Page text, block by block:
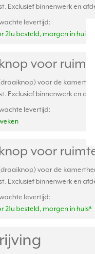
Exclusief binnenwerk en
levertijd:
21u besteld, morgen in huis*
knop voor
voor de
Exclusief binnenwerk en
levertijd:
knop voor
voor de
Exclusief binnenwerk en
levertijd:
21u besteld, morgen in huis*